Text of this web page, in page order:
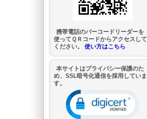
携帯電話のバーコードリーダーを
使ってＱＲコードからアクセスして
ください。 使い方はこちら
本サイトはプライバシー保護のた
め、SSL暗号化通信を採用していま
す。